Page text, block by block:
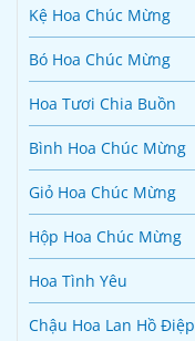
Kệ Hoa Chúc Mừng
Bó Hoa Chúc Mừng
Hoa Tươi Chia Buồn
Bình Hoa Chúc Mừng
Giỏ Hoa Chúc Mừng
Hộp Hoa Chúc Mừng
Hoa Tình Yêu
Chậu Hoa Lan Hồ Điệp